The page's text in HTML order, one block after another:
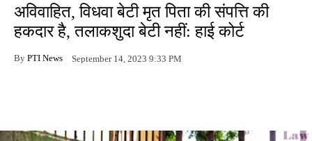
अविवाहित, विधवा बेटी मृत पिता की संपत्ति की
हकदार है, तलाकशुदा बेटी नहीं: हाई कोर्ट
By PTI News September 14, 2023 9:33 PM